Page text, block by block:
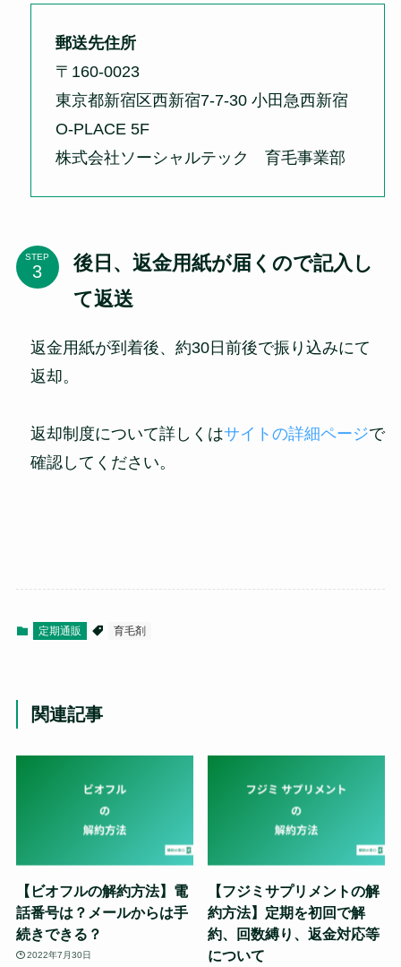
郵送先住所
〒160-0023
東京都新宿区西新宿7-7-30 小田急西新宿
O-PLACE 5F
株式会社ソーシャルテック 育毛事業部
STEP
後日、返金用紙が届くので記入し
て返送
返金用紙が到着後、約30日前後で振り込みにて
返却。
返却制度について詳しくはサイトの詳細ページで
確認してください。
定期通販 育毛剤
関連記事
【ビオフルの解約方法】電
話番号は？メールからは手
続きできる？
2022年7月30日
【フジミサプリメントの解
約方法】定期を初回で解
約、回数縛り、返金対応等
について